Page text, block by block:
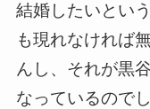
結婚したいとい
も現れなければ
んし、それが黒
なっているのでし